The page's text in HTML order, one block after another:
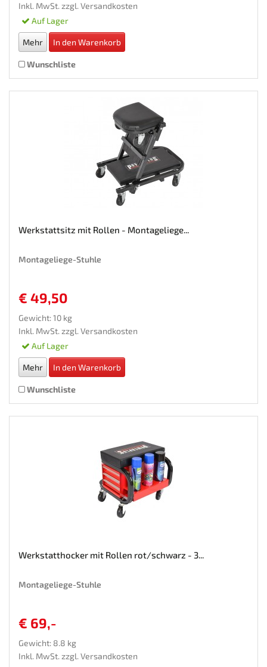
Inkl. MwSt. zzgl. Versandkosten
Auf Lager
Mehr In den Warenkorb
Wunschliste
Werkstattsitz mit Rollen - Montageliege...
Montageliege-Stuhle
€ 49,50
Gewicht: 10 kg
Inkl. MwSt. zzgl. Versandkosten
Auf Lager
Mehr In den Warenkorb
Wunschliste
Werkstatthocker mit Rollen rot/schwarz - 3...
Montageliege-Stuhle
€ 69,-
Gewicht: 8.8 kg
Inkl. MwSt. zzgl. Versandkosten